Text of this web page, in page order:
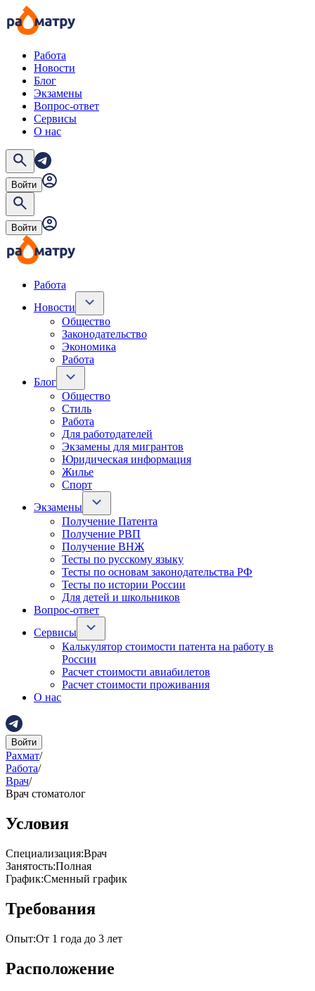
Работа
Новости
Блог
Экзамены
Вопрос-ответ
Сервисы
О нас
Войти
Войти
Работа
Новости
Общество
Законодательство
Экономика
Работа
Блог
Общество
Стиль
Работа
Для работодателей
Экзамены для мигрантов
Юридическая информация
Жилье
Спорт
Экзамены
Получение Патента
Получение РВП
Получение ВНЖ
Тесты по русскому языку
Тесты по основам законодательства РФ
Тесты по истории России
Для детей и школьников
Вопрос-ответ
Сервисы
Калькулятор стоимости патента на работу в
России
Расчет стоимости авиабилетов
Расчет стоимости проживания
О нас
Войти
Рахмат/
Работа/
Врач/
Врач стоматолог
Условия
Специализация:Врач
Занятость:Полная
График:Сменный график
Требования
Опыт:От 1 года до 3 лет
Расположение